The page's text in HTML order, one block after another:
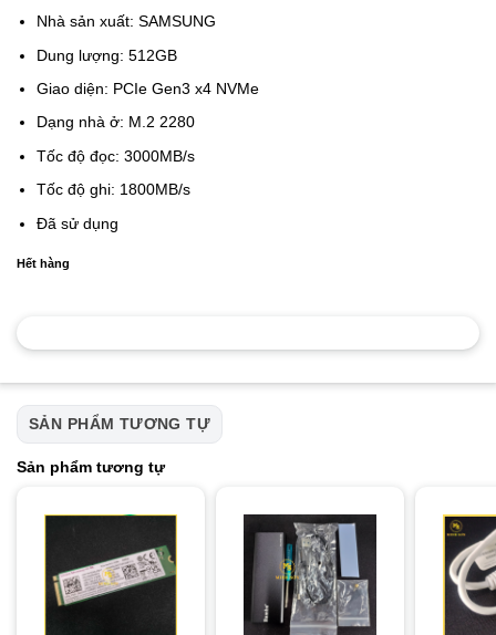
Nhà sản xuất: SAMSUNG
Dung lượng: 512GB
Giao diện: PCIe Gen3 x4 NVMe
Dạng nhà ở: M.2 2280
Tốc độ đọc: 3000MB/s
Tốc độ ghi: 1800MB/s
Đã sử dụng
Hết hàng
SẢN PHẨM TƯƠNG TỰ
Sản phẩm tương tự